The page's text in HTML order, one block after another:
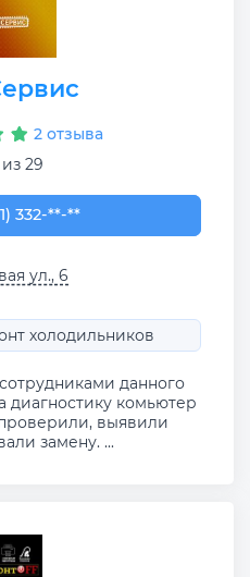
2 отзыва
из 29
332-07-70
332-**-**
ул., 6
холодильников
данного
диагностику комьютер
выявили
замену. ...